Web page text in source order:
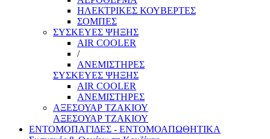
ΗΛΕΚΤΡΙΚΕΣ ΚΟΥΒΕΡΤΕΣ
ΣΟΜΠΕΣ
ΣΥΣΚΕΥΕΣ ΨΗΞΗΣ
AIR COOLER
/
ΑΝΕΜΙΣΤΗΡΕΣ
ΣΥΣΚΕΥΕΣ ΨΗΞΗΣ
AIR COOLER
ΑΝΕΜΙΣΤΗΡΕΣ
ΑΞΕΣΟΥΑΡ ΤΖΑΚΙΟΥ
ΑΞΕΣΟΥΑΡ ΤΖΑΚΙΟΥ
ΕΝΤΟΜΟΠΑΓΙΔΕΣ - ΕΝΤΟΜΟΑΠΩΘΗΤΙΚΑ